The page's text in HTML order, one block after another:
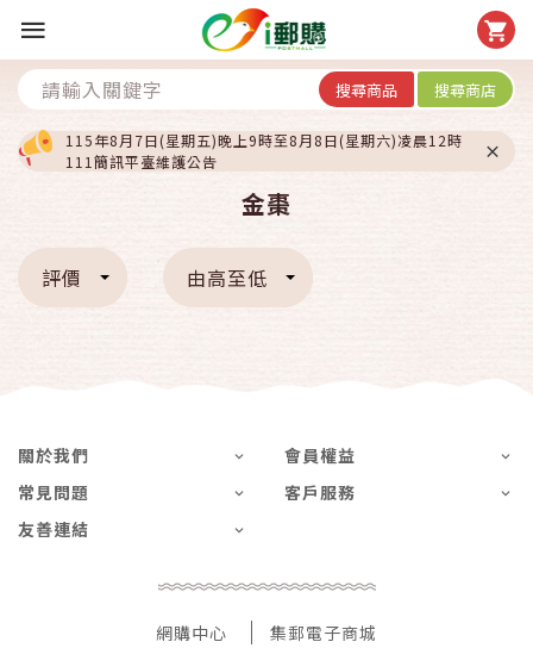
搜尋商品 搜尋商店
115年8月7日(星期五)晚上9時至8月8日(星期六)凌晨12時
111簡訊平臺維護公告
金棗
評價 由高至低
關於我們
會員權益
常見問題
客戶服務
友善連結
網購中心
集郵電子商城